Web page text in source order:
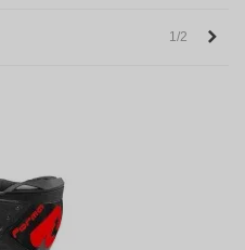
1/2